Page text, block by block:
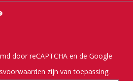
door reCAPTCHA en de Google
zijn van toepassing.